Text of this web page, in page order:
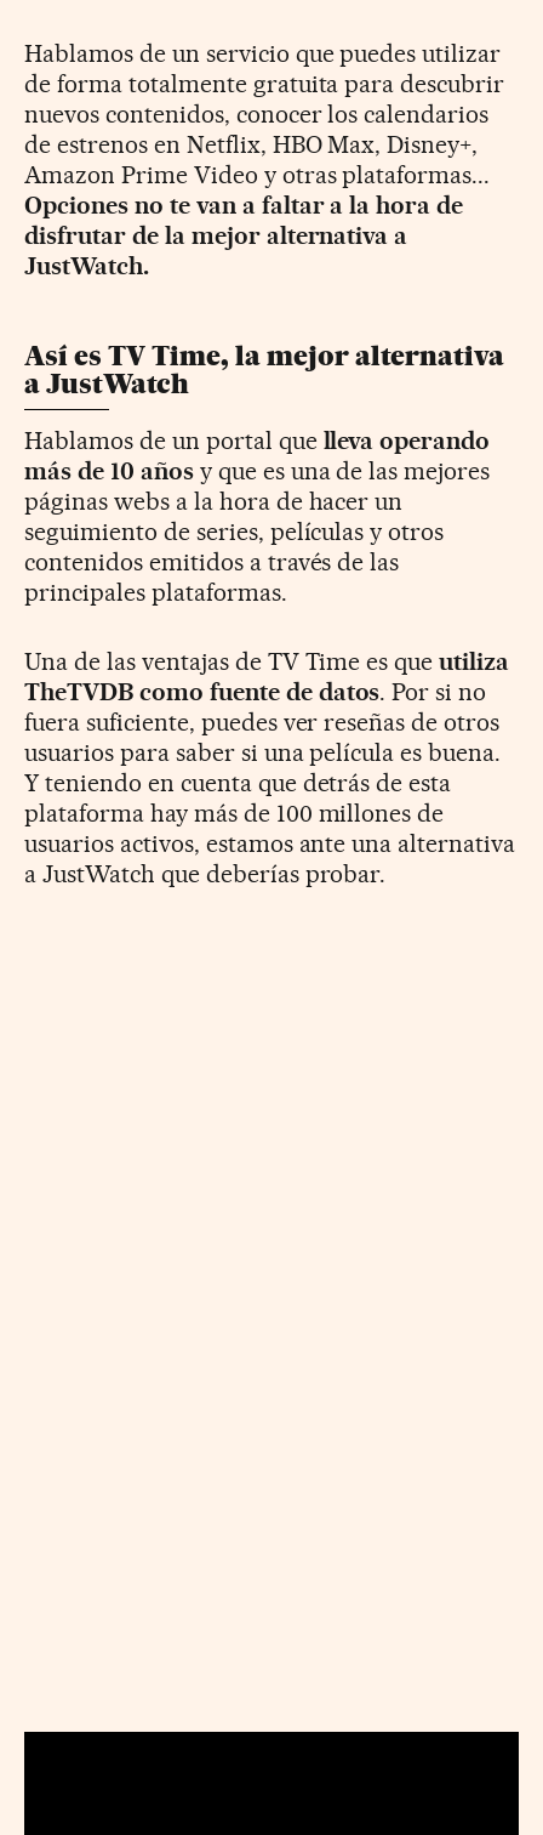
Hablamos de un servicio que puedes utilizar
de forma totalmente gratuita para descubrir
nuevos contenidos, conocer los calendarios
de estrenos en Netflix, HBO Max, Disney+,
Amazon Prime Video y otras plataformas...
Opciones no te van a faltar a la hora de
disfrutar de la mejor alternativa a
JustWatch.
Así es TV Time, la mejor alternativa
a JustWatch
Hablamos de un portal que lleva operando
más de 10 añosy que es una de las mejores
páginas webs a la hora de hacer un
seguimiento de series, películas y otros
contenidos emitidos a través de las
principales plataformas.
Una de las ventajas de TV Time es que utiliza
TheTVDB como fuente de datos. Por si no
fuera suficiente, puedes ver reseñas de otros
usuarios para saber si una película es buena.
Y teniendo en cuenta que detrás de esta
plataforma hay más de 100 millones de
usuarios activos, estamos ante una alternativa
a JustWatch que deberías probar.